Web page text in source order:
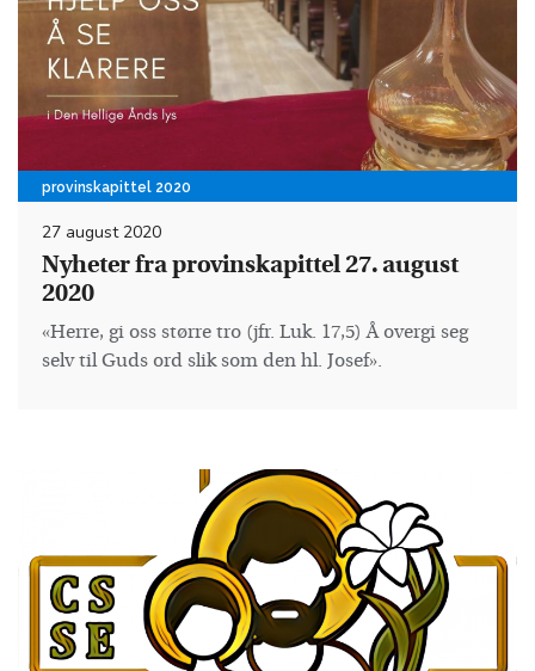
provinskapittel 2020
27 august 2020
Nyheter fra provinskapittel 27. august
2020
«Herre, gi oss større tro (jfr. Luk. 17,5) Å overgi seg
selv til Guds ord slik som den hl. Josef».